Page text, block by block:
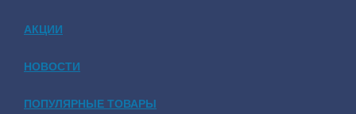
АКЦИИ
НОВОСТИ
ПОПУЛЯРНЫЕ ТОВАРЫ